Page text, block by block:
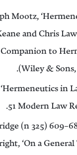
Mootz,
and Chris
to
(Wiley & Sons,
in
51 Modern Law
(n 325)
‘On a